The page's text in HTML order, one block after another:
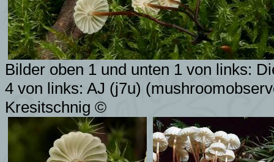
Bilder oben 1 und unten 1 von links:
4 von links: AJ (j7u)
Kresitschnig ©